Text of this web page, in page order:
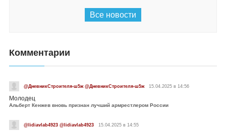
Все новости
Комментарии
@ДневникСтроителя-ш5ж @ДневникСтроителя-ш5ж 15.04.2025 в 14:56
Молодец
Альберт Кенжев вновь признан лучший армрестлером России
@lidiavlab4923 @lidiavlab4923 15.04.2025 в 14:55